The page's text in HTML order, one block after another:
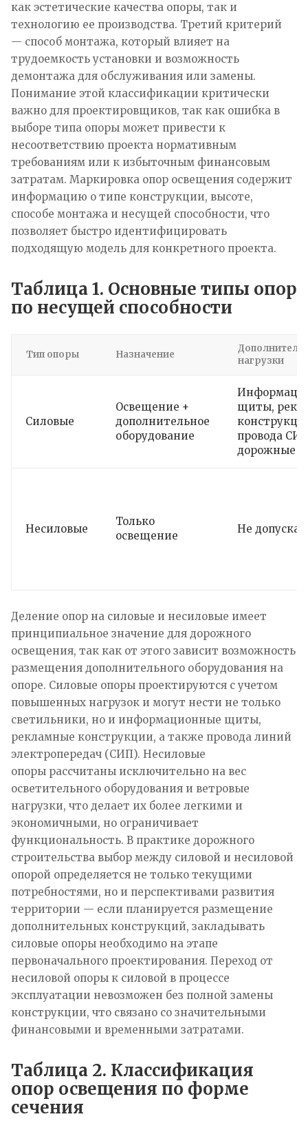
как эстетические качества опоры, так и
технологию ее производства. Третий критерий
— способ монтажа, который влияет на
трудоемкость установки и возможность
демонтажа для обслуживания или замены.
Понимание этой классификации критически
важно для проектировщиков, так как ошибка в
выборе типа опоры может привести к
несоответствию проекта нормативным
требованиям или к избыточным финансовым
затратам. Маркировка опор освещения содержит
информацию о типе конструкции, высоте,
способе монтажа и несущей способности, что
позволяет быстро идентифицировать
подходящую модель для конкретного проекта.
Таблица 1. Основные типы опор
по несущей способности
Тип опоры Назначение
нагрузки
Силовые
Освещение +
дополнительное
оборудование
щиты,
провода
дорожные
Несиловые
Только
освещение
Не
Деление опор на силовые и несиловые имеет
принципиальное значение для дорожного
освещения, так как от этого зависит возможность
размещения дополнительного оборудования на
опоре. Силовые опоры проектируются с учетом
повышенных нагрузок и могут нести не только
светильники, но и информационные щиты,
рекламные конструкции, а также провода линий
электропередач (СИП). Несиловые
опоры рассчитаны исключительно на вес
осветительного оборудования и ветровые
нагрузки, что делает их более легкими и
экономичными, но ограничивает
функциональность. В практике дорожного
строительства выбор между силовой и несиловой
опорой определяется не только текущими
потребностями, но и перспективами развития
территории — если планируется размещение
дополнительных конструкций, закладывать
силовые опоры необходимо на этапе
первоначального проектирования. Переход от
несиловой опоры к силовой в процессе
эксплуатации невозможен без полной замены
конструкции, что связано со значительными
финансовыми и временными затратами.​
Таблица 2. Классификация
опор освещения по форме
сечения